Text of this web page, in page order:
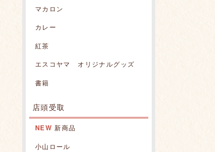
マカロン
カレー
紅茶
エスコヤマ オリジナルグッズ
書籍
店頭受取
NEW 新商品
小山ロール